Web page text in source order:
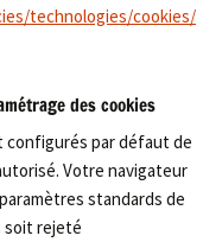
technologies/cookies/
des cookies
par défaut de
Votre navigateur
standards de
soit rejeté